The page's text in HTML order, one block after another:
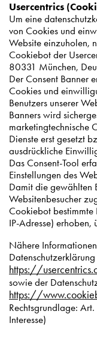
Usercentrics
Um eine
von Cookies und
Website einzuholen,
Cookiebot der
80331 München,
Der Consent Banner
Cookies und
Benutzers unserer
Banners wird
marketingtechnische
Dienste erst gesetzt
ausdrückliche
Das Consent-Tool
Einstellungen des
Damit die gewählten
Websitenbesucher
Cookiebot
IP-Adresse) erhoben,
Nähere
https://
sowie der
https://
Rechtsgrundlage:
Interesse)